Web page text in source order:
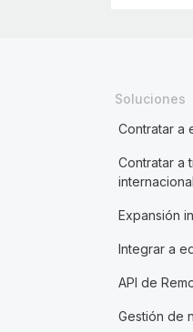
Soluciones
Contratar a
Contratar a
Expansión
Integrar a
API de
Gestión de